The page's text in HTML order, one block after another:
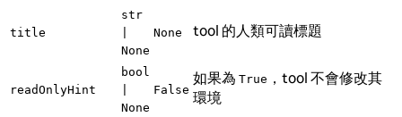
title
str
None
None tool 的人類可讀標題
readOnlyHint
bool
None
False
如果為 True ，tool 不會修改其
環境